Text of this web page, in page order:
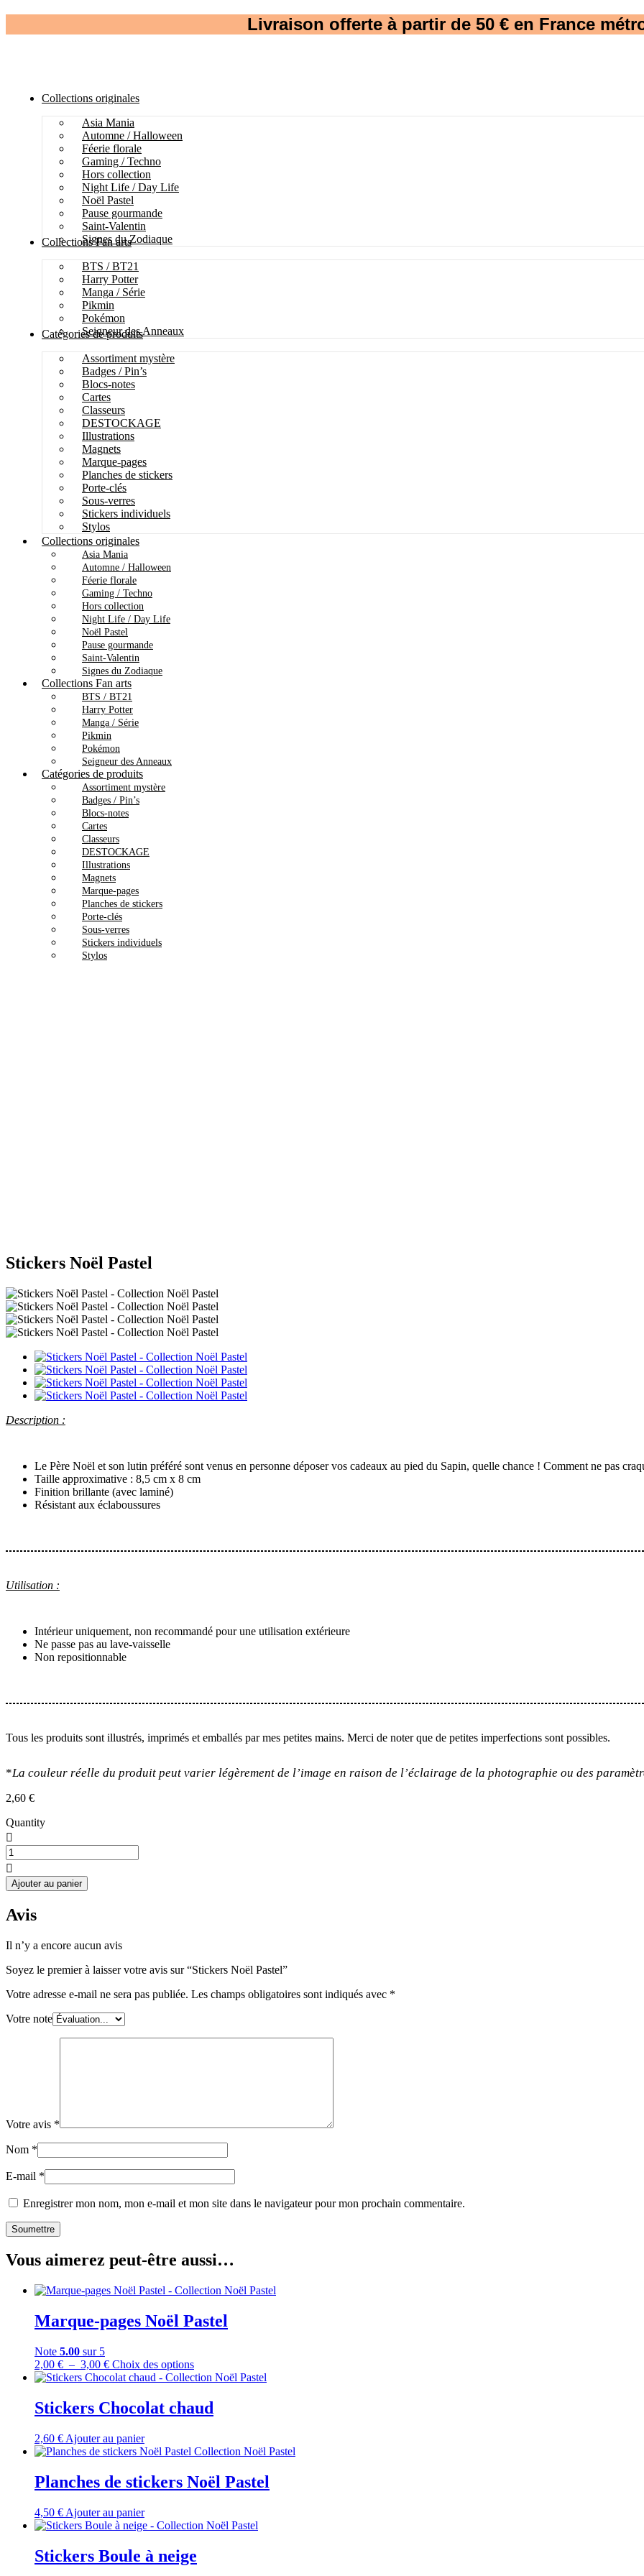
Livraison offerte à partir de 50 € en France
Collections originales
Asia Mania
Automne / Halloween
Féerie florale
Gaming / Techno
Hors collection
Night Life / Day Life
Noël Pastel
Pause gourmande
Saint-Valentin
Signes du Zodiaque
Collections Fan arts
BTS / BT21
Harry Potter
Manga / Série
Pikmin
Pokémon
Seigneur des Anneaux
Catégories de produits
Assortiment mystère
Badges / Pin’s
Blocs-notes
Cartes
Classeurs
DESTOCKAGE
Illustrations
Magnets
Marque-pages
Planches de stickers
Porte-clés
Sous-verres
Stickers individuels
Stylos
Collections originales
Asia Mania
Automne / Halloween
Féerie florale
Gaming / Techno
Hors collection
Night Life / Day Life
Noël Pastel
Pause gourmande
Saint-Valentin
Signes du Zodiaque
Collections Fan arts
BTS / BT21
Harry Potter
Manga / Série
Pikmin
Pokémon
Seigneur des Anneaux
Catégories de produits
Assortiment mystère
Badges / Pin’s
Blocs-notes
Cartes
Classeurs
DESTOCKAGE
Illustrations
Magnets
Marque-pages
Planches de stickers
Porte-clés
Sous-verres
Stickers individuels
Stylos
Stickers Noël Pastel
Description :
Le Père Noël et son lutin préféré sont venus en personne déposer vos cadeaux au pied du Sapin, quelle chance ! Comment ne pas
Taille approximative : 8,5 cm x 8 cm
Finition brillante (avec laminé)
Résistant aux éclaboussures
Utilisation :
Intérieur uniquement, non recommandé pour une utilisation extérieure
Ne passe pas au lave-vaisselle
Non repositionnable
Tous les produits sont illustrés, imprimés et emballés par mes petites mains. Merci de noter que de petites imperfections sont possibles.
*La couleur réelle du produit peut varier légèrement de l’image en raison de l’éclairage de la photographie ou des
2,60 €
Quantity
quantité
de
Stickers
Noël
Ajouter au panier
Avis
Il n’y a encore aucun avis
Soyez le premier à laisser votre avis sur “Stickers Noël Pastel”
Votre adresse e-mail ne sera pas publiée. Les champs obligatoires sont indiqués avec *
Votre note
Votre avis *
Nom *
E-mail *
Enregistrer mon nom, mon e-mail et mon site dans le navigateur pour mon prochain commentaire.
Vous aimerez peut-être aussi…
Marque-pages Noël Pastel
Note 5.00 sur 5
2,00 € – 3,00 €Plage
de
2,00 €
à
Choix des optionsCe
produit
plusieurs
variations.
peuvent
choisies
sur
page
du
Stickers Chocolat chaud
2,60 € Ajouter au panier
Planches de stickers Noël Pastel
4,50 € Ajouter au panier
Stickers Boule à neige